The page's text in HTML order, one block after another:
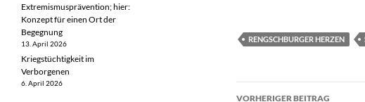
RENGSCHBURGER HERZEN
VORHERIGER BEITRAG
Extremismusprävention; hier:
Konzept für einen Ort der
Begegnung
13. April 2026
Kriegstüchtigkeit im
Verborgenen
6. April 2026